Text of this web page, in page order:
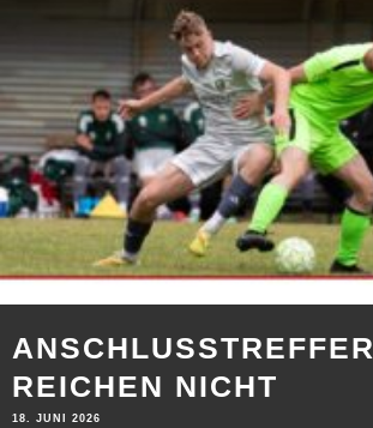
ANSCHLUSSTREFFER
REICHEN NICHT
18. JUNI 2026